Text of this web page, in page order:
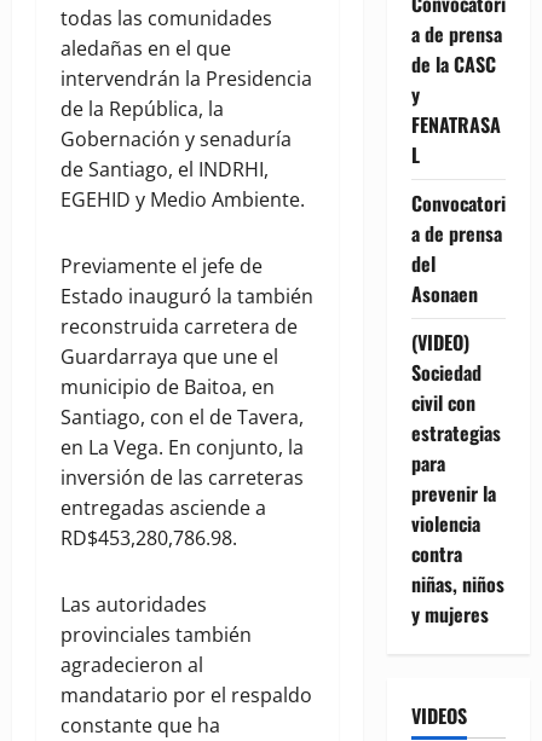
todas las comunidades
aledañas en el que
intervendrán la Presidencia
de la República, la
Gobernación y senaduría
de Santiago, el INDRHI,
EGEHID y Medio Ambiente.
Previamente el jefe de
Estado inauguró la también
reconstruida carretera de
Guardarraya que une el
municipio de Baitoa, en
Santiago, con el de Tavera,
en La Vega. En conjunto, la
inversión de las carreteras
entregadas asciende a
RD$453,280,786.98.
Las autoridades
provinciales también
agradecieron al
mandatario por el respaldo
constante que ha
a de prensa
de la CASC
y
FENATRASA
L
Convocatori
a de prensa
del
Asonaen
(VIDEO)
Sociedad
civil con
estrategias
para
prevenir la
violencia
contra
niñas, niños
y mujeres
VIDEOS